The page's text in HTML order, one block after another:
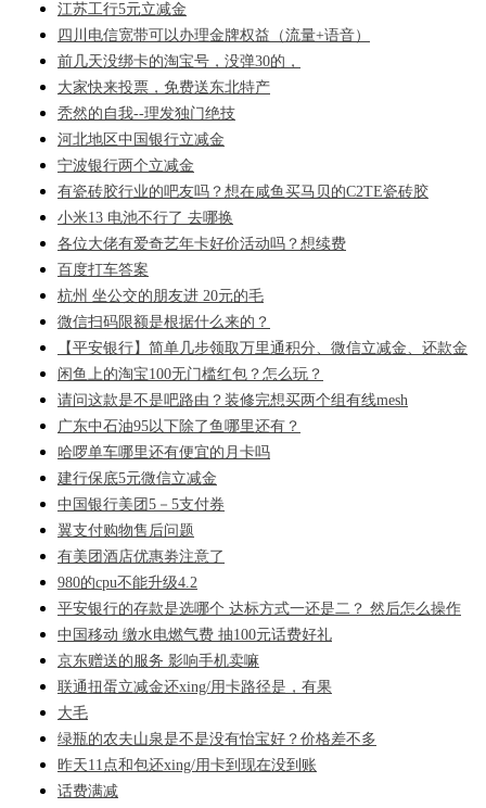
江苏工行5元立减金
四川电信宽带可以办理金牌权益（流量+语音）
前几天没绑卡的淘宝号，没弹30的，
大家快来投票，免费送东北特产
秃然的自我--理发独门绝技
河北地区中国银行立减金
宁波银行两个立减金
有瓷砖胶行业的吧友吗？想在咸鱼买马贝的C2TE瓷砖胶
小米13 电池不行了 去哪换
各位大佬有爱奇艺年卡好价活动吗？想续费
百度打车答案
杭州 坐公交的朋友进 20元的毛
微信扫码限额是根据什么来的？
【平安银行】简单几步领取万里通积分、微信立减金、还款金
闲鱼上的淘宝100无门槛红包？怎么玩？
请问这款是不是吧路由？装修完想买两个组有线mesh
广东中石油95以下除了鱼哪里还有？
哈啰单车哪里还有便宜的月卡吗
建行保底5元微信立减金
中国银行美团5－5支付券
翼支付购物售后问题
有美团酒店优惠劵注意了
980的cpu不能升级4.2
平安银行的存款是选哪个 达标方式一还是二？ 然后怎么操作
中国移动 缴水电燃气费 抽100元话费好礼
京东赠送的服务 影响手机卖嘛
联通扭蛋立减金还xing/用卡路径是，有果
大毛
绿瓶的农夫山泉是不是没有怡宝好？价格差不多
昨天11点和包还xing/用卡到现在没到账
话费满减